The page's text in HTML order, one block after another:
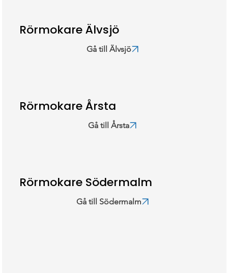
Gå till Älvsjö
Rörmokare Älvsjö
Gå till Årsta
Rörmokare Årsta
Gå till Södermalm
Rörmokare Södermalm